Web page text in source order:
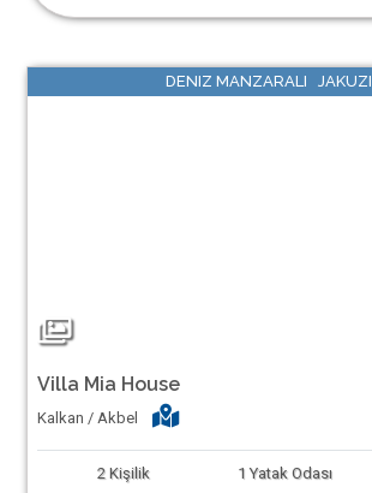
DENIZ MANZARALI JAKUZI
Villa Mia House
Kalkan / Akbel
2 Kişilik 1 Yatak Odası